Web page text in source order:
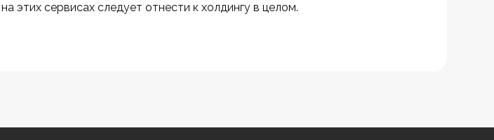
этих сервисах следует отнести к холдингу в целом.